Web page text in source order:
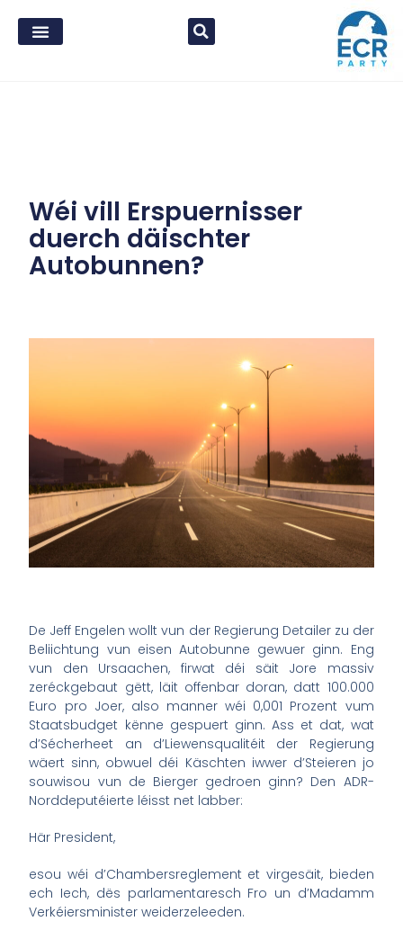
Wéi vill Erspuernisser
duerch däischter
Autobunnen?
De Jeff Engelen wollt vun der Regierung Detailer zu der
Beliichtung vun eisen Autobunne gewuer ginn. Eng
vun den Ursaachen, firwat déi säit Jore massiv
zeréckgebaut gëtt, läit offenbar doran, datt 100.000
Euro pro Joer, also manner wéi 0,001 Prozent vum
Staatsbudget kënne gespuert ginn. Ass et dat, wat
d’Sécherheet an d’Liewensqualitéit der Regierung
wäert sinn, obwuel déi Käschten iwwer d’Steieren jo
souwisou vun de Bierger gedroen ginn? Den ADR-
Norddeputéierte léisst net labber:
Här President,
esou wéi d’Chambersreglement et virgesäit, bieden
ech Iech, dës parlamentaresch Fro un d’Madamm
Verkéiersminister weiderzeleeden.